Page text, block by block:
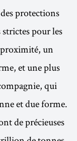
protections
pour les
un
et une plus
qui
et due forme.
de précieuses